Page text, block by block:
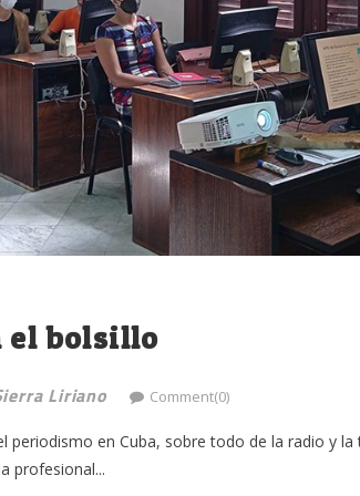
el bolsillo
Liriano Comment(0)
periodismo en Cuba, sobre todo de la radio y
profesional...